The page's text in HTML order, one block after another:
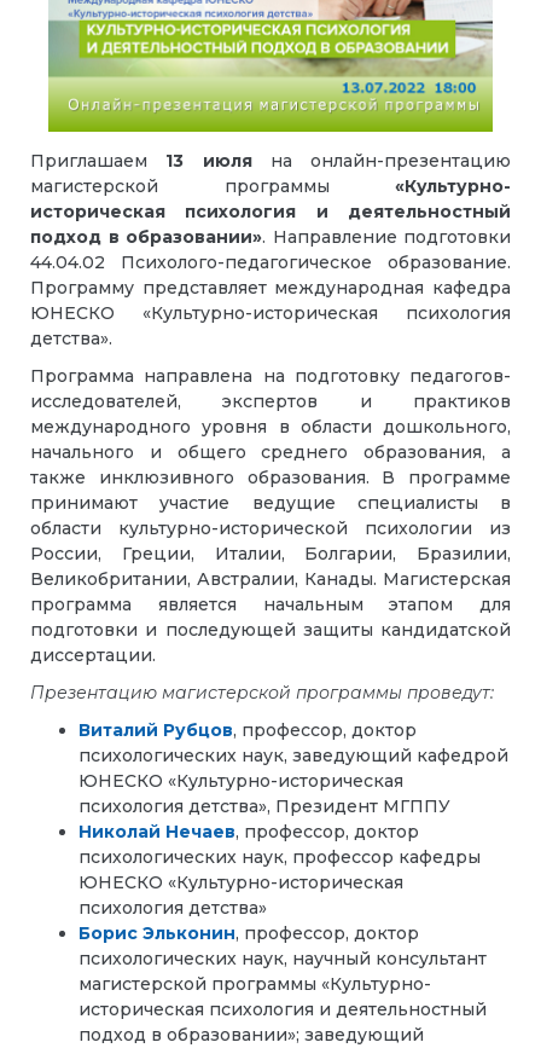
Приглашаем 13 июляна онлайн-презентацию
магистерской программы «Культурно-
историческая психология и деятельностный
подход в образовании». Направление подготовки
44.04.02 Психолого-педагогическое образование.
Программу представляет международная кафедра
ЮНЕСКО «Культурно-историческая психология
детства».
Программа направлена на подготовку педагогов-
исследователей, экспертов и практиков
международного уровня в области дошкольного,
начального и общего среднего образования, а
также инклюзивного образования. В программе
принимают участие ведущие специалисты в
области культурно-исторической психологии из
России, Греции, Италии, Болгарии, Бразилии,
Великобритании, Австралии, Канады. Магистерская
программа является начальным этапом для
подготовки и последующей защиты кандидатской
диссертации.
Презентацию магистерской программы проведут:
Виталий Рубцов, профессор, доктор
психологических наук, заведующий кафедрой
ЮНЕСКО «Культурно-историческая
психология детства», Президент МГППУ
Николай Нечаев, профессор, доктор
психологических наук, профессор кафедры
ЮНЕСКО «Культурно-историческая
психология детства»
Борис Эльконин, профессор, доктор
психологических наук, научный консультант
магистерской программы «Культурно-
историческая психология и деятельностный
подход в образовании»; заведующий